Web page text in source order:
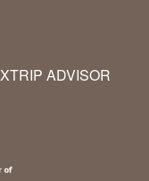
XTRIP ADVISOR